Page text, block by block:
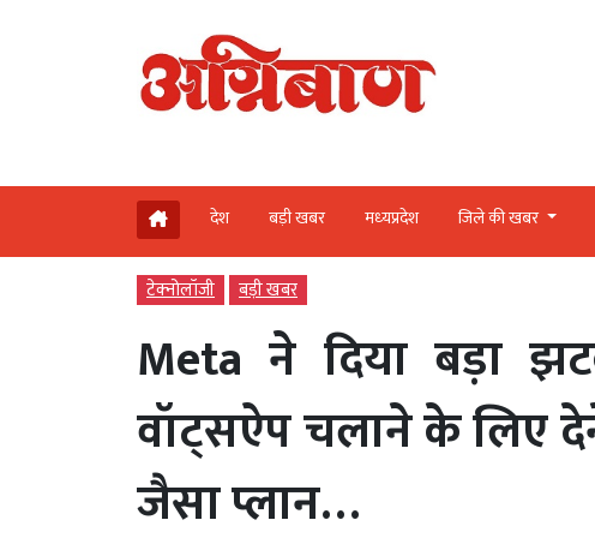
देश बड़ी खबर मध्‍यप्रदेश जिले की खबर
टेक्‍नोलॉजी बड़ी खबर
Meta ने दिया बड़ा
वॉट्सऐप चलाने के लिए
जैसा प्लान…